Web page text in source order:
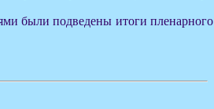
были подведены итоги пленарного